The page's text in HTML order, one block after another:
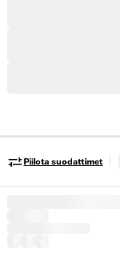
Piilota suodattimet